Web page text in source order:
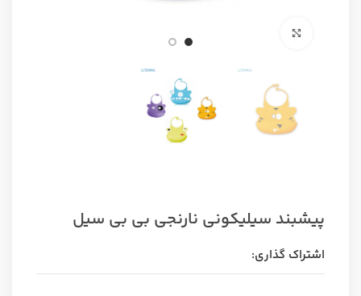
پیشبند سیلیکونی نارنجی بی بی سیل
اشتراک گذاری: